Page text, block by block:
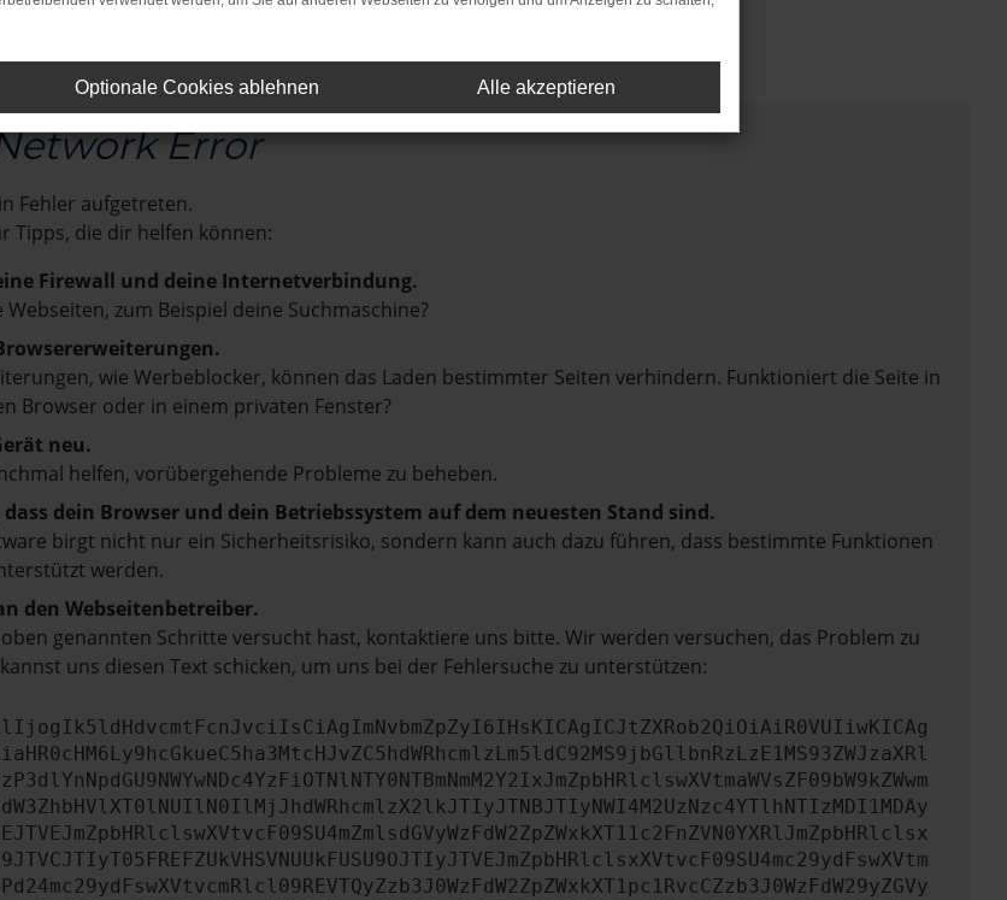
Tageszulassung zum Top-Preis. Wir freuen uns auf Sie!
Error
Fehler aufgetreten.
Tipps, die dir helfen können:
Firewall und deine Internetverbindung.
Webseiten, zum Beispiel deine Suchmaschine?
wie Werbeblocker, können das Laden bestimmter Seiten verhindern. Funktioniert die Seite in
Browser oder in einem privaten Fenster?
neu.
helfen, vorübergehende Probleme zu beheben.
dass dein Browser und dein Betriebssystem auf dem neuesten Stand sind.
birgt nicht nur ein Sicherheitsrisiko, sondern kann auch dazu führen, dass bestimmte Funktionen
werden.
den Webseitenbetreiber.
genannten Schritte versucht hast, kontaktiere uns bitte. Wir werden versuchen, das Problem zu
uns diesen Text schicken, um uns bei der Fehlersuche zu unterstützen:
Optionale Cookies ablehnen Alle akzeptieren